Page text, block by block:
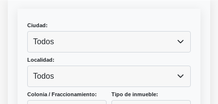
Ciudad:
Todos
Localidad:
Todos
Colonia / Fraccionamiento: Tipo de inmueble: